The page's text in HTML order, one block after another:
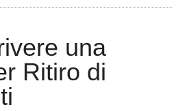
una
Ritiro di